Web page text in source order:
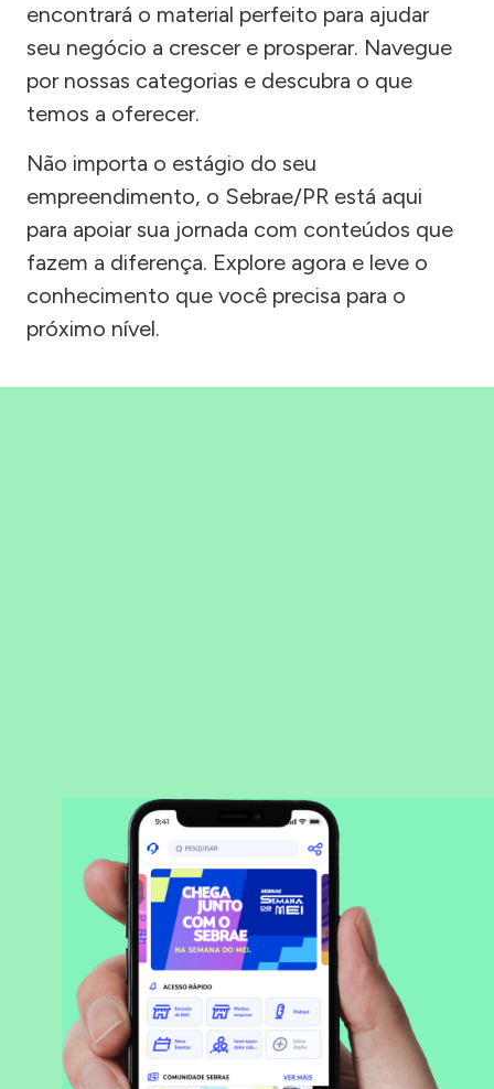
encontrará o material perfeito para ajudar
seu negócio a crescer e prosperar. Navegue
por nossas categorias e descubra o que
temos a oferecer.
Não importa o estágio do seu
empreendimento, o Sebrae/PR está aqui
para apoiar sua jornada com conteúdos que
fazem a diferença. Explore agora e leve o
conhecimento que você precisa para o
próximo nível.